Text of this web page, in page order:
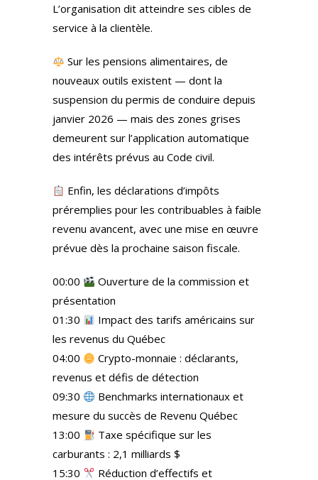
L’organisation dit atteindre ses cibles de
service à la clientèle.
Sur les pensions alimentaires, de
nouveaux outils existent — dont la
suspension du permis de conduire depuis
janvier 2026 — mais des zones grises
demeurent sur l’application automatique
des intérêts prévus au Code civil.
Enfin, les déclarations d’impôts
préremplies pour les contribuables à faible
revenu avancent, avec une mise en œuvre
prévue dès la prochaine saison fiscale.
00:00
Ouverture de la commission et
présentation
01:30
Impact des tarifs américains sur
les revenus du Québec
04:00
Crypto-monnaie : déclarants,
revenus et défis de détection
09:30
Benchmarks internationaux et
mesure du succès de Revenu Québec
13:00
Taxe spécifique sur les
carburants : 2,1 milliards $
15:30
Réduction d’effectifs et